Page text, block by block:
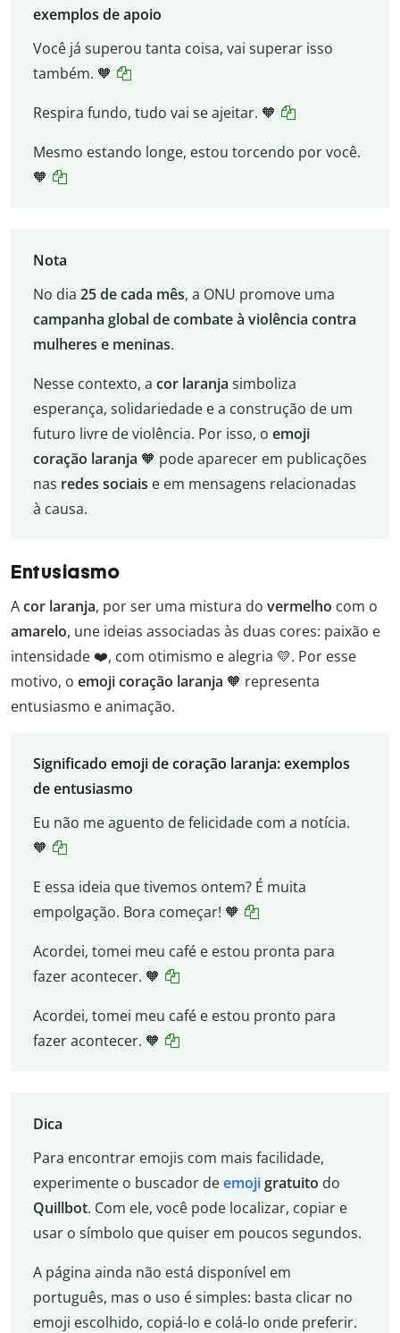
exemplos de apoio
Você já superou tanta coisa, vai superar isso
também. 🧡
Respira fundo, tudo vai se ajeitar. 🧡
Mesmo estando longe, estou torcendo por você.
🧡
Nota
No dia 25 de cada mês, a ONU promove uma
campanha global de combate à violência contra
mulheres e meninas.
Nesse contexto, a cor laranja simboliza
esperança, solidariedade e a construção de um
futuro livre de violência. Por isso, o emoji
coração laranja 🧡 pode aparecer em publicações
nas redes sociais e em mensagens relacionadas
à causa.
Entusiasmo
Acor laranja, por ser uma mistura do vermelho com o
amarelo, une ideias associadas às duas cores: paixão e
intensidade ❤️, com otimismo e alegria 💛. Por esse
motivo, o emoji coração laranja 🧡 representa
entusiasmo e animação.
Significado emoji de coração laranja: exemplos
de entusiasmo
Eu não me aguento de felicidade com a notícia.
🧡
E essa ideia que tivemos ontem? É muita
empolgação. Bora começar! 🧡
Acordei, tomei meu café e estou pronta para
fazer acontecer. 🧡
Acordei, tomei meu café e estou pronto para
fazer acontecer. 🧡
Dica
Para encontrar emojis com mais facilidade,
experimente o buscador deemojigratuito do
Quillbot. Com ele, você pode localizar, copiar e
usar o símbolo que quiser em poucos segundos.
A página ainda não está disponível em
português, mas o uso é simples: basta clicar no
emoji escolhido, copiá-lo e colá-lo onde preferir.